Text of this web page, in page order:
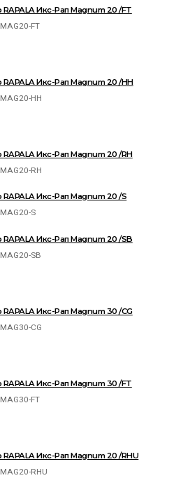
Икс-Рап Magnum 20 /FT
FT
Икс-Рап Magnum 20 /HH
HH
Икс-Рап Magnum 20 /RH
RH
Икс-Рап Magnum 20 /S
S
Икс-Рап Magnum 20 /SB
SB
Икс-Рап Magnum 30 /CG
CG
Икс-Рап Magnum 30 /FT
FT
Икс-Рап Magnum 20 /RHU
RHU